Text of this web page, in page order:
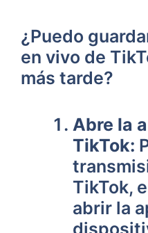
¿Puedo
en vivo de
más tarde?
Abre la
TikTok:
TikTok,
abrir la